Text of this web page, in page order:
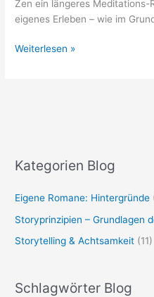
Zen ein längeres Meditations-
eigenes Erleben – wie im
Weiterlesen »
Kategorien Blog
Eigene Romane: Hintergründe
Storyprinzipien – Grundlagen
Storytelling & Achtsamkeit (11)
Schlagwörter Blog